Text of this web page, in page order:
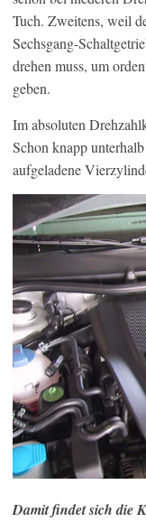
Tuch. Zweitens, weil
Sechsgang-
drehen muss, um
geben.
Im absoluten
Schon knapp
aufgeladene
Damit findet sich die